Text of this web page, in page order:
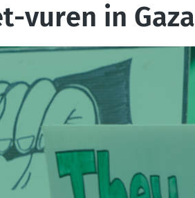
vuren in Gaza